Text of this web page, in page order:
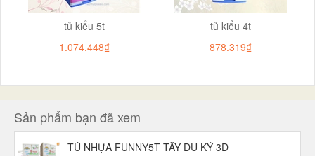
tủ kiểu 5t
1.074.448₫
tủ kiểu 4t
878.319₫
Sản phẩm bạn đã xem
TỦ NHỰA FUNNY5T TÂY DU KÝ 3D